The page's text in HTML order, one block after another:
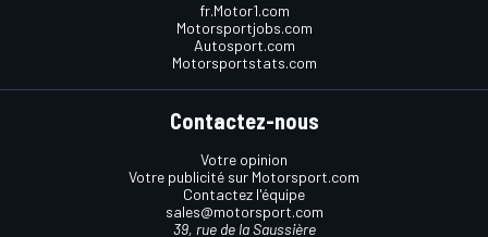
fr.Motor1.com
Motorsportjobs.com
Autosport.com
Motorsportstats.com
Contactez-nous
Votre opinion
Votre publicité sur Motorsport.com
Contactez l'équipe
sales@motorsport.com
39, rue de la Saussière